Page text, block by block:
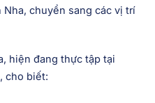
chuyển sang các vị trí
hiện đang thực tập tại
cho biết: